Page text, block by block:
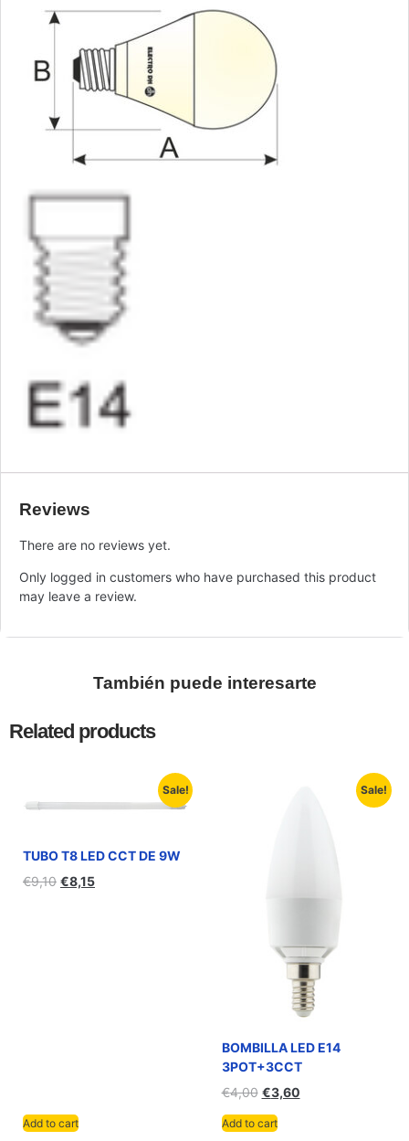
Reviews
There are no reviews yet.
Only logged in customers who have purchased this product
may leave a review.
También puede interesarte
Related products
Sale!
TUBO T8 LED CCT DE 9W
€9,10 €8,15
Add to cart
Sale!
BOMBILLA LED E14
3POT+3CCT
€4,00 €3,60
Add to cart